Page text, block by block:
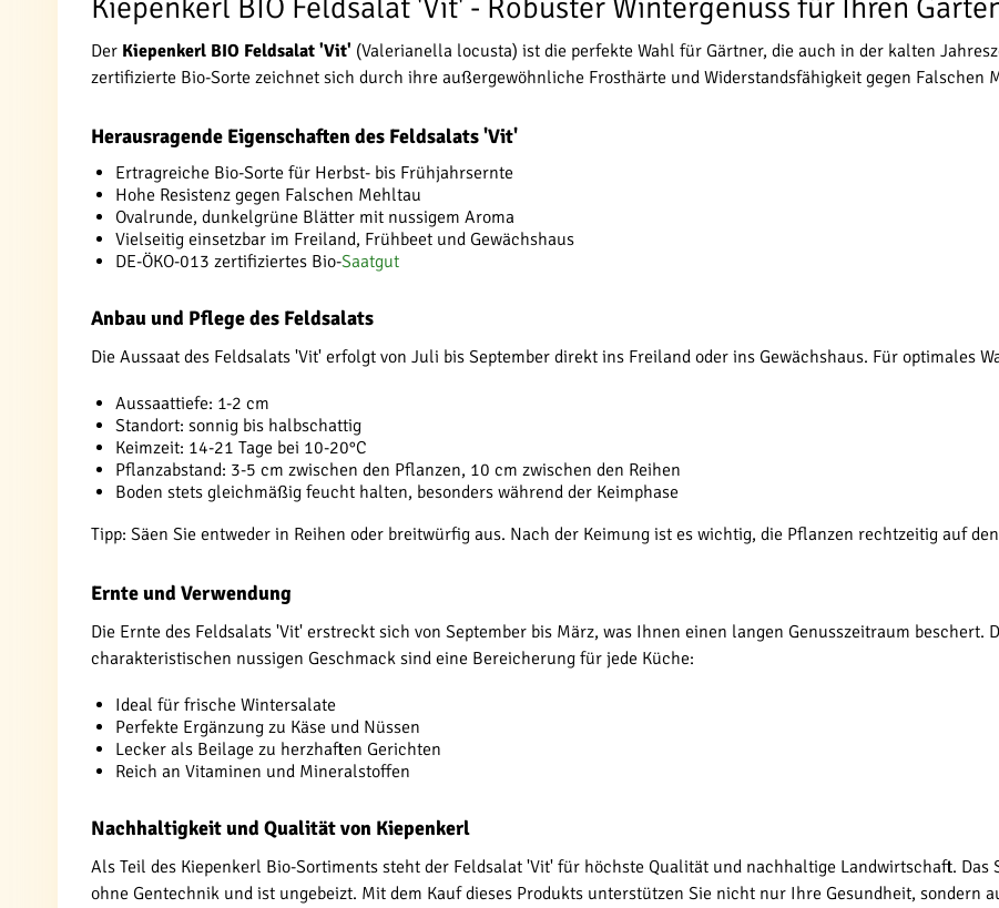
Kiepenkerl BIO Feldsalat 'Vit' - Robuster Wintergenuss für Ihren
Der Kiepenkerl BIO Feldsalat 'Vit' (Valerianella locusta) ist die perfekte Wahl für Gärtner, die auch in der kalten
zertifizierte Bio-Sorte zeichnet sich durch ihre außergewöhnliche Frosthärte und Widerstandsfähigkeit gegen Falschen
Herausragende Eigenschaften des Feldsalats 'Vit'
Ertragreiche Bio-Sorte für Herbst- bis Frühjahrsernte
Hohe Resistenz gegen Falschen Mehltau
Ovalrunde, dunkelgrüne Blätter mit nussigem Aroma
Vielseitig einsetzbar im Freiland, Frühbeet und Gewächshaus
DE-ÖKO-013 zertifiziertes Bio-Saatgut
Anbau und Pflege des Feldsalats
Die Aussaat des Feldsalats 'Vit' erfolgt von Juli bis September direkt ins Freiland oder ins Gewächshaus. Für optimales
Aussaattiefe: 1-2 cm
Standort: sonnig bis halbschattig
Keimzeit: 14-21 Tage bei 10-20°C
Pflanzabstand: 3-5 cm zwischen den Pflanzen, 10 cm zwischen den Reihen
Boden stets gleichmäßig feucht halten, besonders während der Keimphase
Tipp: Säen Sie entweder in Reihen oder breitwürfig aus. Nach der Keimung ist es wichtig, die Pflanzen rechtzeitig auf
Ernte und Verwendung
Die Ernte des Feldsalats 'Vit' erstreckt sich von September bis März, was Ihnen einen langen Genusszeitraum
charakteristischen nussigen Geschmack sind eine Bereicherung für jede Küche:
Ideal für frische Wintersalate
Perfekte Ergänzung zu Käse und Nüssen
Lecker als Beilage zu herzhaften Gerichten
Reich an Vitaminen und Mineralstoffen
Nachhaltigkeit und Qualität von Kiepenkerl
Als Teil des Kiepenkerl Bio-Sortiments steht der Feldsalat 'Vit' für höchste Qualität und nachhaltige Landwirtschaft.
ohne Gentechnik und ist ungebeizt. Mit dem Kauf dieses Produkts unterstützen Sie nicht nur Ihre Gesundheit, sondern